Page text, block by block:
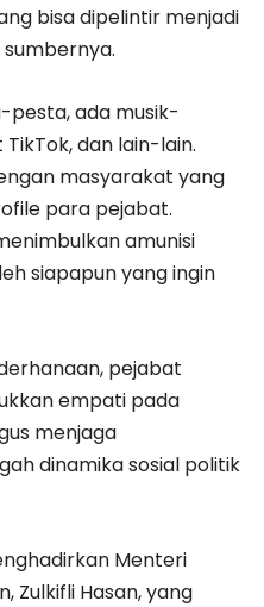
bisa dipelintir menjadi
sumbernya.
pesta, ada musik-
dan lain-lain.
masyarakat yang
para pejabat.
amunisi
siapapun yang ingin
pejabat
empati pada
menjaga
dinamika sosial politik
Menteri
Zulkifli Hasan, yang